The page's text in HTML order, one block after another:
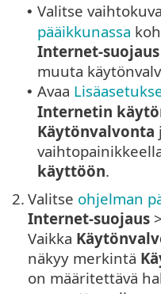
• Valitse
pääikkunassa
Internet-suojaus
muuta
• Avaa
Internetin
Käytönvalvonta
käyttöön.
2. Valitse ohjelman
Internet-suojaus >
Vaikka
näkyy merkintä
on määritettävä